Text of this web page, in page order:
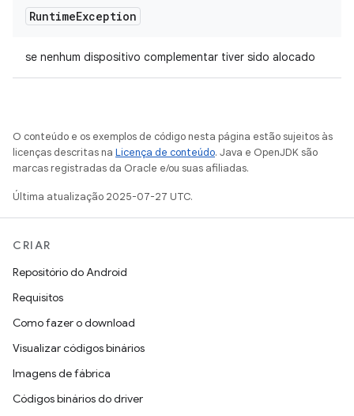
RuntimeException
se nenhum dispositivo complementar tiver sido alocado
O conteúdo e os exemplos de código nesta página estão sujeitos às
licenças descritas na Licença de conteúdo. Java e OpenJDK são
marcas registradas da Oracle e/ou suas afiliadas.
Última atualização 2025-07-27 UTC.
CRIAR
Repositório do Android
Requisitos
Como fazer o download
Visualizar códigos binários
Imagens de fábrica
Códigos binários do driver